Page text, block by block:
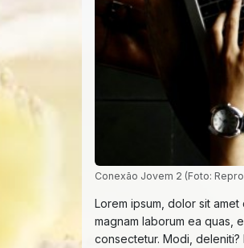
Conexão Jovem 2 (Foto:
Lorem ipsum, dolor sit
magnam laborum ea quas,
consectetur. Modi, deleniti?